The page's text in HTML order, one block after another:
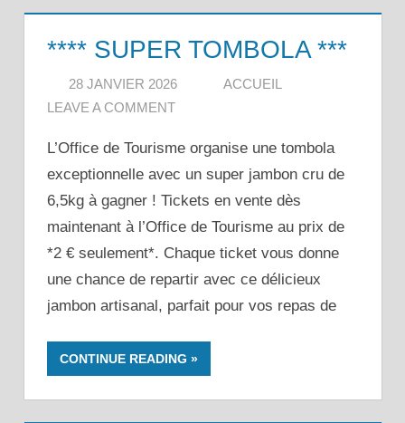
**** SUPER TOMBOLA ***
28 JANVIER 2026
ACCUEIL
LEAVE A COMMENT
L’Office de Tourisme organise une tombola
exceptionnelle avec un super jambon cru de
6,5kg à gagner ! Tickets en vente dès
maintenant à l’Office de Tourisme au prix de
*2 € seulement*. Chaque ticket vous donne
une chance de repartir avec ce délicieux
jambon artisanal, parfait pour vos repas de
CONTINUE READING